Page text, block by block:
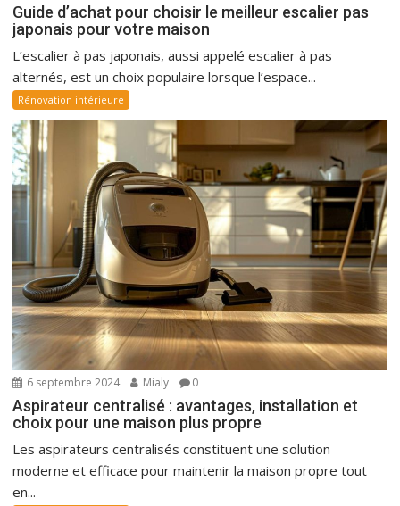
Guide d’achat pour choisir le meilleur escalier pas
japonais pour votre maison
L’escalier à pas japonais, aussi appelé escalier à pas
alternés, est un choix populaire lorsque l’espace...
Rénovation intérieure
6 septembre 2024 Mialy 0
Aspirateur centralisé : avantages, installation et
choix pour une maison plus propre
Les aspirateurs centralisés constituent une solution
moderne et efficace pour maintenir la maison propre tout
en...